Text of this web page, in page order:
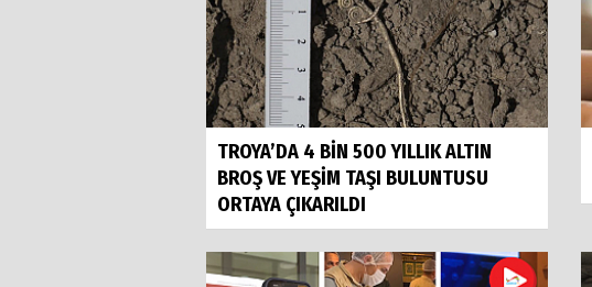
TROYA’DA 4 BİN 500 YILLIK ALTIN
BROŞ VE YEŞİM TAŞI BULUNTUSU
ORTAYA ÇIKARILDI